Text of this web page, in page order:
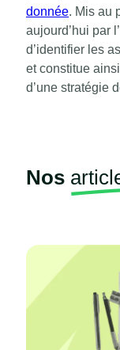
donnée. Mis au
aujourd’hui par
d’identifier les
et constitue
d’une stratégie
Nos